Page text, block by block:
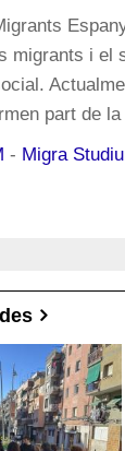
migrants i el
part de
- Migra